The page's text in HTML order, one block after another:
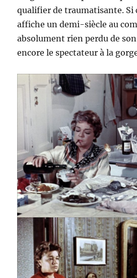
qualifier de traumatisante. Si
affiche un demi-siècle au
absolument rien perdu de
encore le spectateur à la